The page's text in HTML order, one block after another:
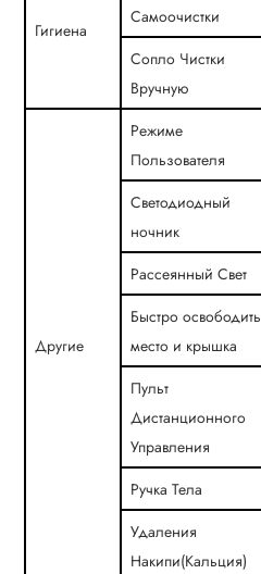
Гигиена
Самоочистки
Сопло Чистки
Вручную
Другие
Режиме
Пользователя
Светодиодный
ночник
Рассеянный Свет
Быстро освободить
место и крышка
Пульт
Дистанционного
Управления
Ручка Тела
Удаления
Накипи(Кальция)